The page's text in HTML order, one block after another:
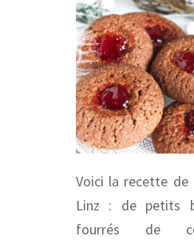
Voici la recette de
Linz : de petits
fourrés de